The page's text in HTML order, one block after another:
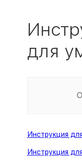
для
Инструкция
Инструкция